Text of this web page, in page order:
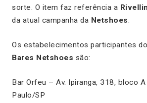
sorte. O item faz referência a
da atual campanha da Netshoes.
Os estabelecimentos participantes do
Bares Netshoes são:
Bar Orfeu – Av. Ipiranga, 318, bloco
Paulo/SP